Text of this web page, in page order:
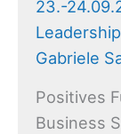
Positives
Business